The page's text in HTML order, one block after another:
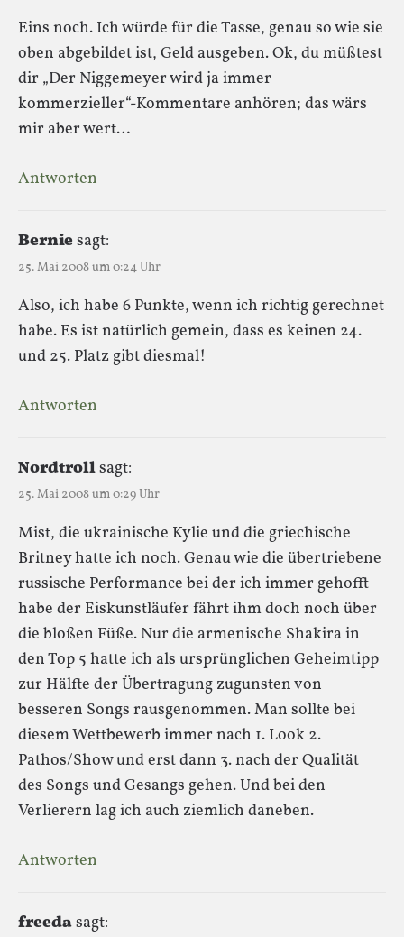
Eins noch. Ich würde für die Tasse, genau so wie sie
oben abgebildet ist, Geld ausgeben. Ok, du müßtest
dir „Der Niggemeyer wird ja immer
kommerzieller“-Kommentare anhören; das wärs
mir aber wert…
Antworten
Berniesagt:
25. Mai 2008 um 0:24 Uhr
Also, ich habe 6 Punkte, wenn ich richtig gerechnet
habe. Es ist natürlich gemein, dass es keinen 24.
und 25. Platz gibt diesmal!
Antworten
Nordtrollsagt:
25. Mai 2008 um 0:29 Uhr
Mist, die ukrainische Kylie und die griechische
Britney hatte ich noch. Genau wie die übertriebene
russische Performance bei der ich immer gehofft
habe der Eiskunstläufer fährt ihm doch noch über
die bloßen Füße. Nur die armenische Shakira in
den Top 5 hatte ich als ursprünglichen Geheimtipp
zur Hälfte der Übertragung zugunsten von
besseren Songs rausgenommen. Man sollte bei
diesem Wettbewerb immer nach 1. Look 2.
Pathos/Show und erst dann 3. nach der Qualität
des Songs und Gesangs gehen. Und bei den
Verlierern lag ich auch ziemlich daneben.
Antworten
freedasagt: